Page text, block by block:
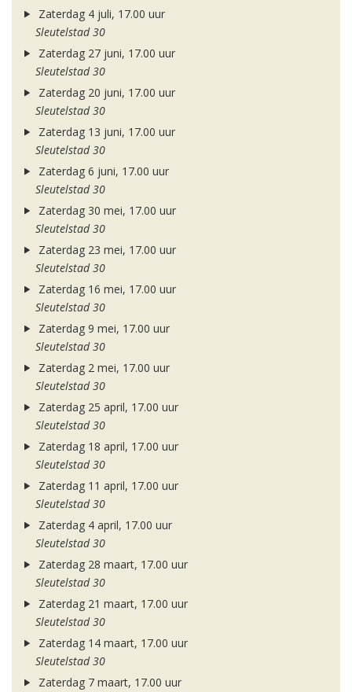
Zaterdag 4 juli, 17.00 uur
Sleutelstad 30
Zaterdag 27 juni, 17.00 uur
Sleutelstad 30
Zaterdag 20 juni, 17.00 uur
Sleutelstad 30
Zaterdag 13 juni, 17.00 uur
Sleutelstad 30
Zaterdag 6 juni, 17.00 uur
Sleutelstad 30
Zaterdag 30 mei, 17.00 uur
Sleutelstad 30
Zaterdag 23 mei, 17.00 uur
Sleutelstad 30
Zaterdag 16 mei, 17.00 uur
Sleutelstad 30
Zaterdag 9 mei, 17.00 uur
Sleutelstad 30
Zaterdag 2 mei, 17.00 uur
Sleutelstad 30
Zaterdag 25 april, 17.00 uur
Sleutelstad 30
Zaterdag 18 april, 17.00 uur
Sleutelstad 30
Zaterdag 11 april, 17.00 uur
Sleutelstad 30
Zaterdag 4 april, 17.00 uur
Sleutelstad 30
Zaterdag 28 maart, 17.00 uur
Sleutelstad 30
Zaterdag 21 maart, 17.00 uur
Sleutelstad 30
Zaterdag 14 maart, 17.00 uur
Sleutelstad 30
Zaterdag 7 maart, 17.00 uur